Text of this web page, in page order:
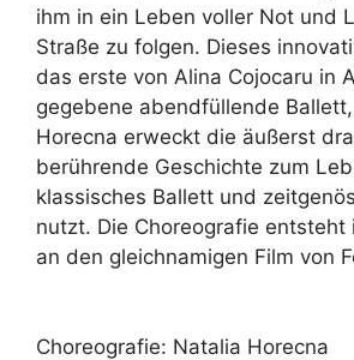
ihm in ein Leben voller Not und
Straße zu folgen. Dieses
das erste von Alina Cojocaru in
gegebene abendfüllende
Horecna erweckt die äußerst
berührende Geschichte zum
klassisches Ballett und
nutzt. Die Choreografie entsteht
an den gleichnamigen Film von
Choreografie: Natalia Horecna